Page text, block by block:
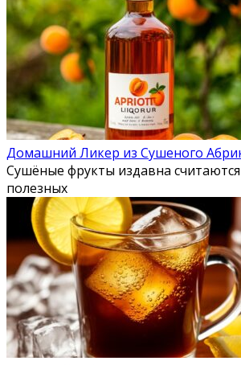
Домашний Ликер из Сушеного
Сушёные фрукты издавна
полезных